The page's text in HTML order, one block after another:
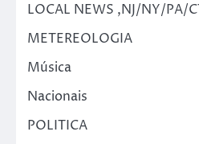
LOCAL NEWS ,NJ/NY/PA/
METEREOLOGIA
Música
Nacionais
POLITICA